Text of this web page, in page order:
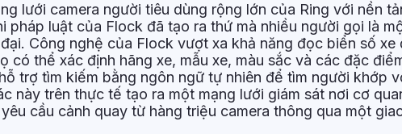
lưới camera người tiêu dùng rộng lớn của Ring với nền
pháp luật của Flock đã tạo ra thứ mà nhiều người gọi là
Công nghệ của Flock vượt xa khả năng đọc biển số xe
có thể xác định hãng xe, mẫu xe, màu sắc và các đặc
trợ tìm kiếm bằng ngôn ngữ tự nhiên để tìm người khớp
này trên thực tế tạo ra một mạng lưới giám sát nơi cơ
cầu cảnh quay từ hàng triệu camera thông qua một